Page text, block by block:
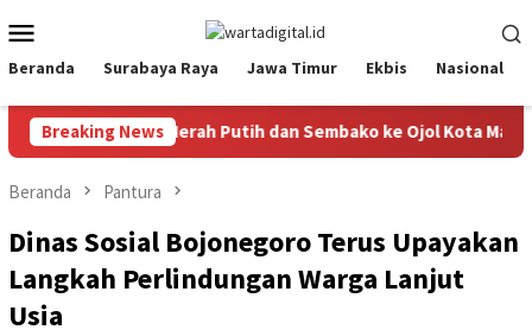
ke
kontenMobile
Beranda Surabaya Raya Jawa Timur Ekbis Nasional
Breaking News
Bendera Merah Putih dan Sembako ke Ojol Kota Malang
Beranda Pantura
Dinas Sosial Bojonegoro Terus Upayakan
Langkah Perlindungan Warga Lanjut
Usia